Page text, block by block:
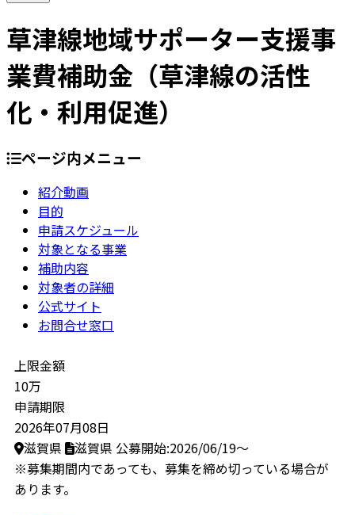
草津線地域サポーター支援事
業費補助金（草津線の活性
化・利用促進）
ページ内メニュー
紹介動画
目的
申請スケジュール
対象となる事業
補助内容
対象者の詳細
公式サイト
お問合せ窓口
上限金額
10万
申請期限
2026年07月08日
滋賀県
滋賀県 公募開始:2026/06/19～
※募集期間内であっても、募集を締め切っている場合が
あります。